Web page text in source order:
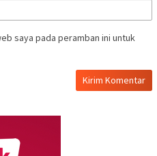
saya pada peramban ini untuk